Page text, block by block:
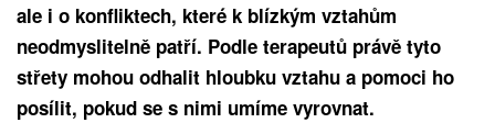
ale i o konfliktech, které k blízkým vztahům
neodmyslitelně patří. Podle terapeutů právě tyto
střety mohou odhalit hloubku vztahu a pomoci ho
posílit, pokud se s nimi umíme vyrovnat.